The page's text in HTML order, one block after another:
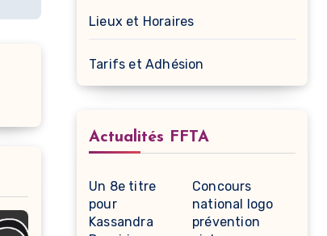
Lieux et Horaires
Tarifs et Adhésion
Actualités FFTA
Un 8e titre
pour
Kassandra
Concours
national logo
prévention